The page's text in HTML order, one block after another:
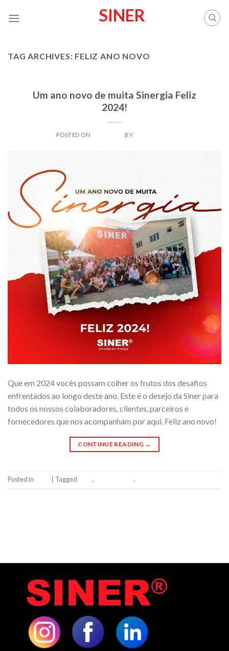
SINER
TAG ARCHIVES: FELIZ ANO NOVO
Um ano novo de muita Sinergia Feliz
2024!
POSTED ON BY
Que em 2024 vocês possam colher os frutos dos desafios
enfrentados ao longo deste ano. Este é o desejo da Siner para
todos os nossos colaboradores, clientes, parceiros e
fornecedores que nos acompanham por aqui. Feliz ano novo!
CONTINUE READING →
Posted in Tagged , ,